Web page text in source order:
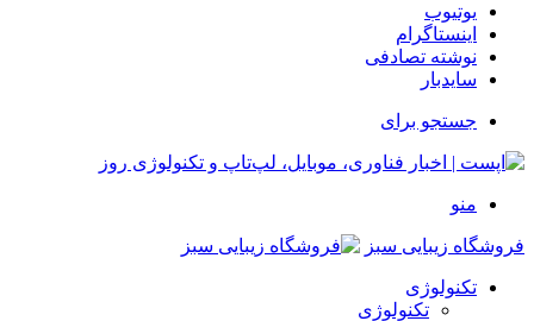
یوتیوب
اینستاگرام
نوشته تصادفی
سایدبار
جستجو برای
منو
فروشگاه زیبایی سبز
تکنولوژی
تکنولوژی